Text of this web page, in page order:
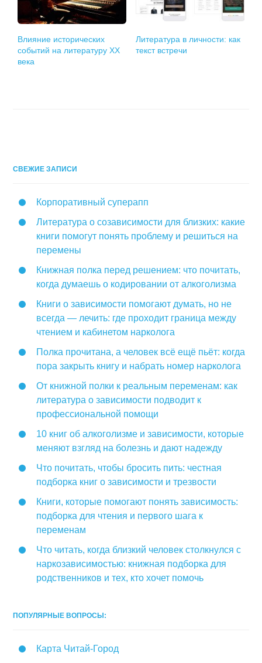
Влияние исторических
событий на литературу XX
века
Литература в личности: как
текст встречи
СВЕЖИЕ ЗАПИСИ
Корпоративный суперапп
Литература о созависимости для близких: какие
книги помогут понять проблему и решиться на
перемены
Книжная полка перед решением: что почитать,
когда думаешь о кодировании от алкоголизма
Книги о зависимости помогают думать, но не
всегда — лечить: где проходит граница между
чтением и кабинетом нарколога
Полка прочитана, а человек всё ещё пьёт: когда
пора закрыть книгу и набрать номер нарколога
От книжной полки к реальным переменам: как
литература о зависимости подводит к
профессиональной помощи
10 книг об алкоголизме и зависимости, которые
меняют взгляд на болезнь и дают надежду
Что почитать, чтобы бросить пить: честная
подборка книг о зависимости и трезвости
Книги, которые помогают понять зависимость:
подборка для чтения и первого шага к
переменам
Что читать, когда близкий человек столкнулся с
наркозависимостью: книжная подборка для
родственников и тех, кто хочет помочь
ПОПУЛЯРНЫЕ ВОПРОСЫ:
Карта Читай-Город